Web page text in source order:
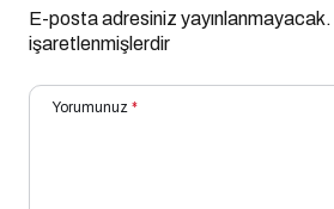
E-posta adresiniz yayınlanmayacak.
işaretlenmişlerdir
Yorumunuz *